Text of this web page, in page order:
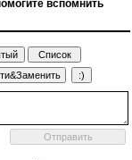
вспомнить